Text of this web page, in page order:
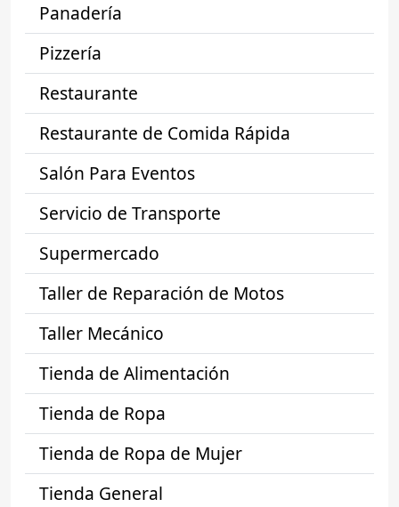
Panadería
Pizzería
Restaurante
Restaurante de Comida Rápida
Salón Para Eventos
Servicio de Transporte
Supermercado
Taller de Reparación de Motos
Taller Mecánico
Tienda de Alimentación
Tienda de Ropa
Tienda de Ropa de Mujer
Tienda General